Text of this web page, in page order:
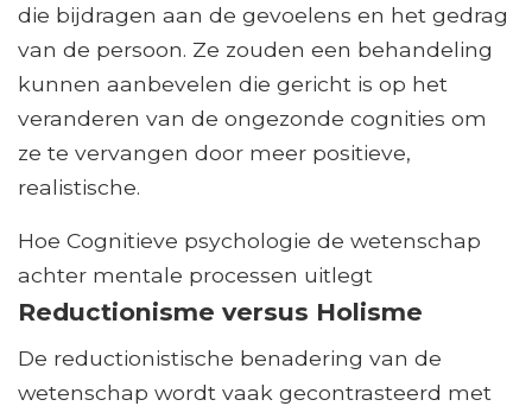
die bijdragen aan de gevoelens en het gedrag
van de persoon. Ze zouden een behandeling
kunnen aanbevelen die gericht is op het
veranderen van de ongezonde cognities om
ze te vervangen door meer positieve,
realistische.
Hoe Cognitieve psychologie de wetenschap
achter mentale processen uitlegt
Reductionisme versus Holisme
De reductionistische benadering van de
wetenschap wordt vaak gecontrasteerd met